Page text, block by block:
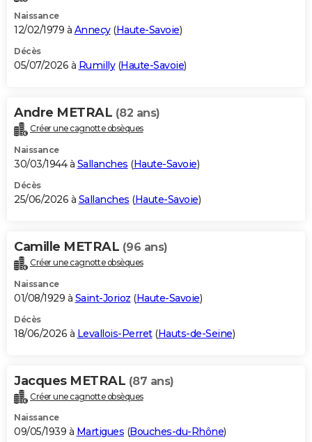
Dictionnaire
Biographies
Citations
Expressions
Proverbes
PROGRAMME TV
S'inscrire
Se connecter
Lycées
Collèges
Primaires
Universités
Entreprises
Service militaire
Avis de recherche
AVIS DE DÉCÈS
Bricolage
Lifestyle
Culture
Sport
Auto
Television
Voyage
Cinema
Naissance
12/02/1979 à Annecy(Haute-Savoie)
Décès
05/07/2026 à Rumilly(Haute-Savoie)
Andre METRAL (82 ans)
Créer une cagnotte obsèques
Naissance
30/03/1944 à Sallanches (Haute-Savoie)
Décès
25/06/2026 à Sallanches (Haute-Savoie)
Camille METRAL (96 ans)
Créer une cagnotte obsèques
Naissance
01/08/1929 à Saint-Jorioz (Haute-Savoie)
Décès
18/06/2026 à Levallois-Perret(Hauts-de-Seine)
Jacques METRAL (87 ans)
Créer une cagnotte obsèques
Naissance
09/05/1939 à Martigues (Bouches-du-Rhône)